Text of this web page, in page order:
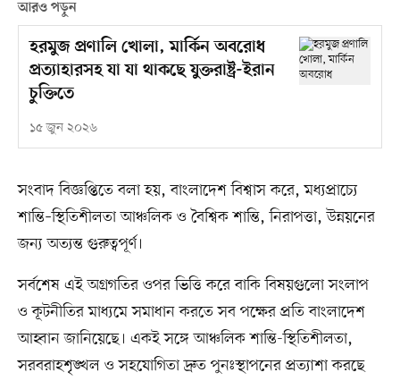
আরও পড়ুন
হরমুজ প্রণালি খোলা, মার্কিন অবরোধ
প্রত্যাহারসহ যা যা থাকছে যুক্তরাষ্ট্র-ইরান
চুক্তিতে
১৫ জুন ২০২৬
সংবাদ বিজ্ঞপ্তিতে বলা হয়, বাংলাদেশ বিশ্বাস করে, মধ্যপ্রাচ্যে
শান্তি–স্থিতিশীলতা আঞ্চলিক ও বৈশ্বিক শান্তি, নিরাপত্তা, উন্নয়নের
জন্য অত্যন্ত গুরুত্বপূর্ণ।
সর্বশেষ এই অগ্রগতির ওপর ভিত্তি করে বাকি বিষয়গুলো সংলাপ
ও কূটনীতির মাধ্যমে সমাধান করতে সব পক্ষের প্রতি বাংলাদেশ
আহ্বান জানিয়েছে। একই সঙ্গে আঞ্চলিক শান্তি-স্থিতিশীলতা,
সরবরাহশৃঙ্খল ও সহযোগিতা দ্রুত পুনঃস্থাপনের প্রত্যাশা করছে